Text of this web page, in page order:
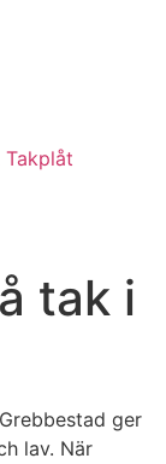
tak i
ger
lav. När